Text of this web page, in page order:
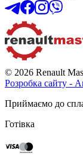
© 2026 Renault
Розробка сайту -
Приймаємо до
Готівка